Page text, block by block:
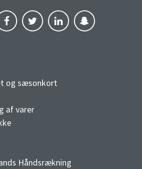
og sæsonkort
af varer
Håndsrækning